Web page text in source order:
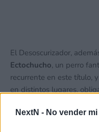
NextN - No vender
El Desoscurizador,
Ectochucho, un perro
recurrente en este título,
en distintos lugares,
para cumplir
El Desoscurizador